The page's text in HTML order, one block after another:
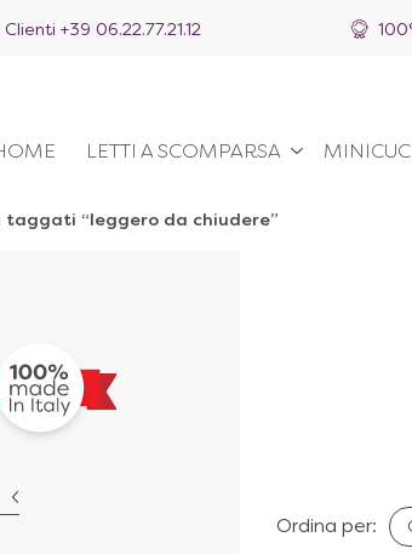
Clienti +39 06.22.77.21.12
LETTI A SCOMPARSA
taggati “leggero da chiudere”
Ordina per: